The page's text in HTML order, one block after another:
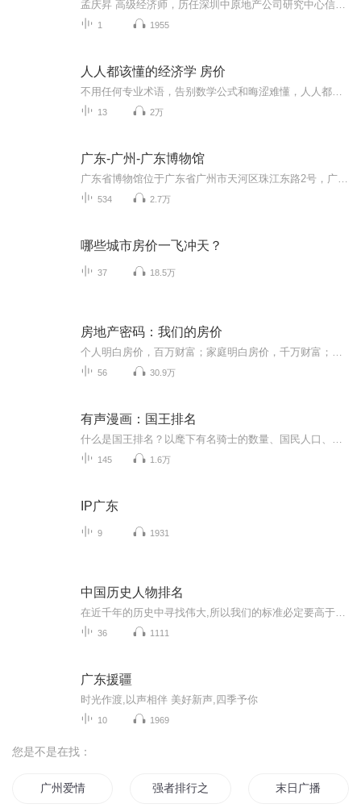
1 1955
人人都该懂的经济学 房价
13 2万
广东-广州-广东博物馆
534 2.7万
哪些城市房价一飞冲天？
37 18.5万
房地产密码：我们的房价
56 30.9万
有声漫画：国王排名
145 1.6万
IP广东
9 1931
中国历史人物排名
36 1111
广东援疆
时光作渡,以声相伴 美好新声,四季予你
10 1969
您是不是在找：
广州爱情 强者排行之末 末日广播